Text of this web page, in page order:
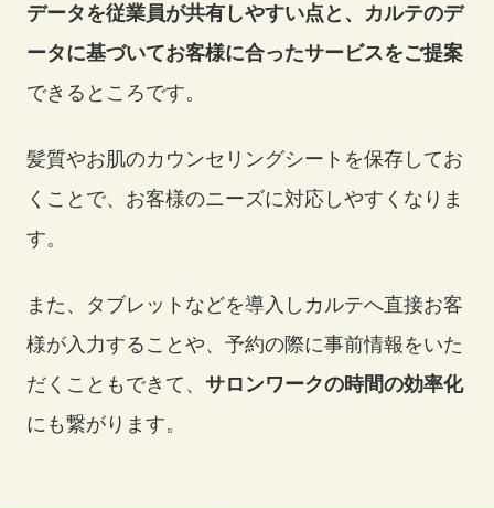
データを従業員が共有しやすい点と、カルテのデ
ータに基づいてお客様に合ったサービスをご提案
できるところです。
髪質やお肌のカウンセリングシートを保存してお
くことで、お客様のニーズに対応しやすくなりま
す。
また、タブレットなどを導入しカルテへ直接お客
様が入力することや、予約の際に事前情報をいた
だくこともできて、 サロンワークの時間の効率化
にも繋がります。